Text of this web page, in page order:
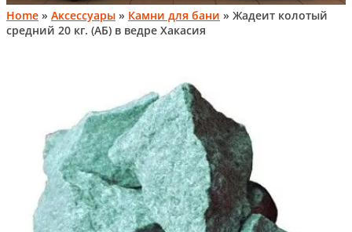
Home » Аксессуары » Камни для бани » Жадеит колотый
средний 20 кг. (АБ) в ведре Хакасия